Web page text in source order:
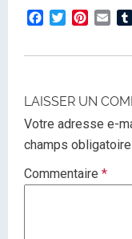
Facebook
TwitterPinterest
LAISSER UN
Votre adresse e-
champs
Commentaire *